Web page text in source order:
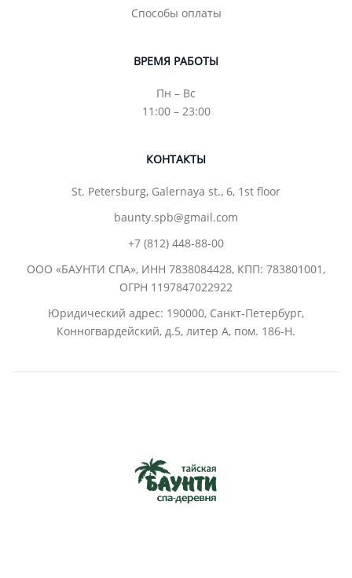
Способы оплаты
ВРЕМЯ РАБОТЫ
Пн – Вс
11:00 – 23:00
КОНТАКТЫ
St. Petersburg, Galernaya st., 6, 1st floor
baunty.spb@gmail.com
+7 (812) 448-88-00
ООО «БАУНТИ СПА», ИНН 7838084428, КПП: 783801001,
ОГРН 1197847022922
Юридический адрес: 190000, Санкт-Петербург,
Конногвардейский, д.5, литер А, пом. 186-Н.